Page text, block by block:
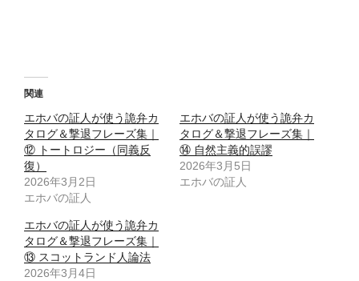
関連
エホバの証人が使う詭弁カ
タログ＆撃退フレーズ集｜
⑫ トートロジー（同義反
復）
2026年3月2日
エホバの証人
エホバの証人が使う詭弁カ
タログ＆撃退フレーズ集｜
⑭ 自然主義的誤謬
2026年3月5日
エホバの証人
エホバの証人が使う詭弁カ
タログ＆撃退フレーズ集｜
⑬ スコットランド人論法
2026年3月4日